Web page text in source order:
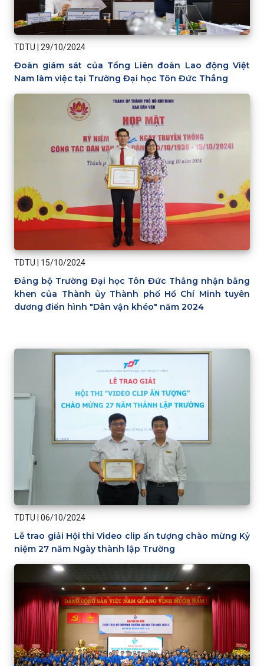
TDTU 29/10/2024
Đoàn giám sát của Tổng Liên đoàn Lao động Việt
Nam làm việc tại Trường Đại học Tôn Đức Thắng
TDTU 15/10/2024
Đảng bộ Trường Đại học Tôn Đức Thắng nhận bằng
khen của Thành ủy Thành phố Hồ Chí Minh tuyên
dương điển hình "Dân vận khéo" năm 2024
TDTU 06/10/2024
Lễ trao giải Hội thi Video clip ấn tượng chào mừng Kỷ
niệm 27 năm Ngày thành lập Trường